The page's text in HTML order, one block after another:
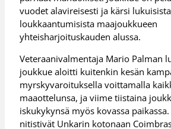
vuodet alavireisesti ja kärsi lukuisista
loukkaantumisista maajoukkueen
yhteisharjoituskauden alussa.
Veteraanivalmentaja Mario Palman
joukkue aloitti kuitenkin kesän
myrskyvaroituksella voittamalla
maaottelunsa, ja viime tiistaina
iskukykynsä myös kovassa
nitistivät Unkarin kotonaan